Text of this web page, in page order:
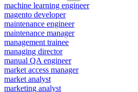
machine learning engineer
magento developer
maintenance engineer
maintenance manager
management trainee
managing director
manual QA engineer
market access manager
market analyst
marketing analyst